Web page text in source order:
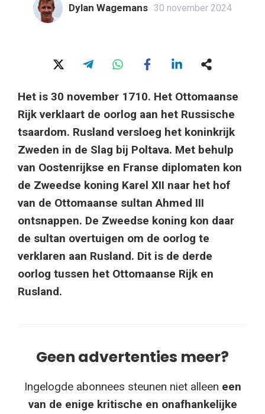
Dylan Wagemans 30 november 2024
Het is 30 november 1710. Het Ottomaanse
Rijk verklaart de oorlog aan het Russische
tsaardom. Rusland versloeg het koninkrijk
Zweden in de Slag bij Poltava. Met behulp
van Oostenrijkse en Franse diplomaten kon
de Zweedse koning Karel XII naar het hof
van de Ottomaanse sultan Ahmed III
ontsnappen. De Zweedse koning kon daar
de sultan overtuigen om de oorlog te
verklaren aan Rusland. Dit is de derde
oorlog tussen het Ottomaanse Rijk en
Rusland.
Geen advertenties meer?
Ingelogde abonnees steunen niet alleen een
van de enige kritische en onafhankelijke